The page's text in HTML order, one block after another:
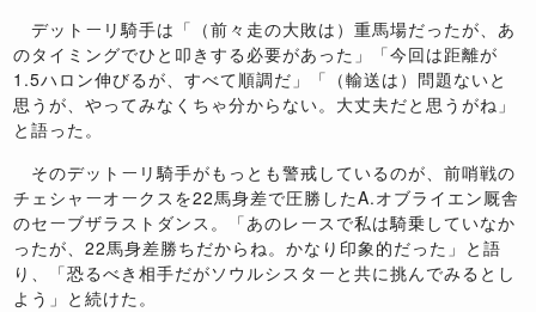
デットーリ騎手は「（前々走の大敗は）重馬場だったが、あ
のタイミングでひと叩きする必要があった」「今回は距離が
1.5ハロン伸びるが、すべて順調だ」「（輸送は）問題ないと
思うが、やってみなくちゃ分からない。大丈夫だと思うがね」
と語った。
そのデットーリ騎手がもっとも警戒しているのが、前哨戦の
チェシャーオークスを22馬身差で圧勝したA.オブライエン厩舎
のセーブザラストダンス。「あのレースで私は騎乗していなか
ったが、22馬身差勝ちだからね。かなり印象的だった」と語
り、「恐るべき相手だがソウルシスターと共に挑んでみるとし
よう」と続けた。